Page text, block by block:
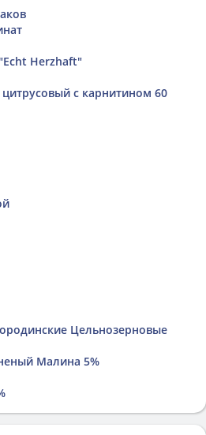
Herzhaft"
с карнитином 60
Цельнозерновые
Малина 5%